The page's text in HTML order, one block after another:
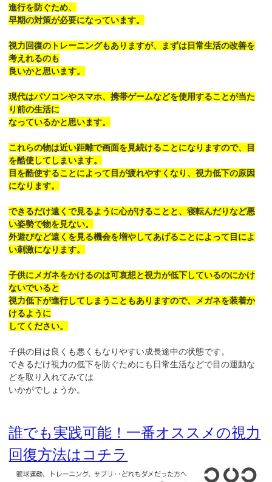
進行を防ぐため、
早期の対策が必要になっています。
視力回復のトレーニングもありますが、まずは日常生活の改善を
考えれるのも
良いかと思います。
現代はパソコンやスマホ、携帯ゲームなどを使用することが当た
り前の生活に
なっているかと思います。
これらの物は近い距離で画面を見続けることになりますので、目
を酷使してしまいます。
目を酷使することによって目が疲れやすくなり、視力低下の原因
になります。
できるだけ遠くで見るように心がけることと、寝転んだりなど悪
い姿勢で物を見ない。
外遊びなど遠くを見る機会を増やしてあげることによって目によ
い刺激になります。
子供にメガネをかけるのは可哀想と視力が低下しているのにかけ
ないでいると
視力低下が進行してしまうこともありますので、メガネを装着か
けるように
してください。
子供の目は良くも悪くもなりやすい成長途中の状態です。
できるだけ視力の低下を防ぐためにも日常生活などで目の運動な
どを取り入れてみては
いかがでしょうか。
誰でも実践可能！一番オススメの視力
回復方法はコチラ